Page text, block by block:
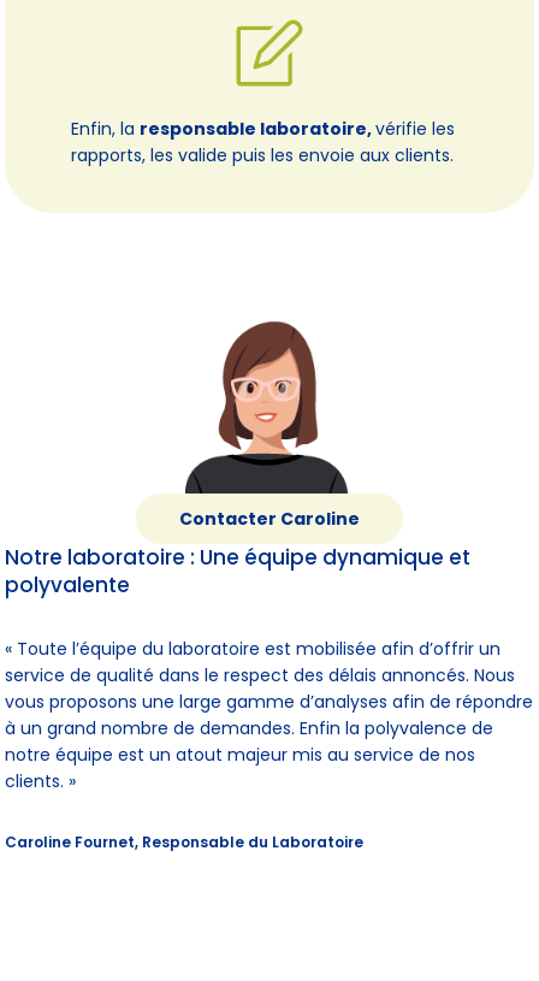
Enfin, la responsable laboratoire,vérifie les
rapports, les valide puis les envoie aux clients.
Contacter Caroline
Notre laboratoire : Une équipe dynamique et
polyvalente
« Toute l’équipe du laboratoire est mobilisée afin d’offrir un
service de qualité dans le respect des délais annoncés. Nous
vous proposons une large gamme d’analyses afin de répondre
à un grand nombre de demandes. Enfin la polyvalence de
notre équipe est un atout majeur mis au service de nos
clients. »
Caroline Fournet, Responsable du Laboratoire